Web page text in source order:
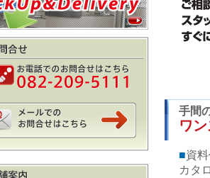
手間
ワ
■資
カタ